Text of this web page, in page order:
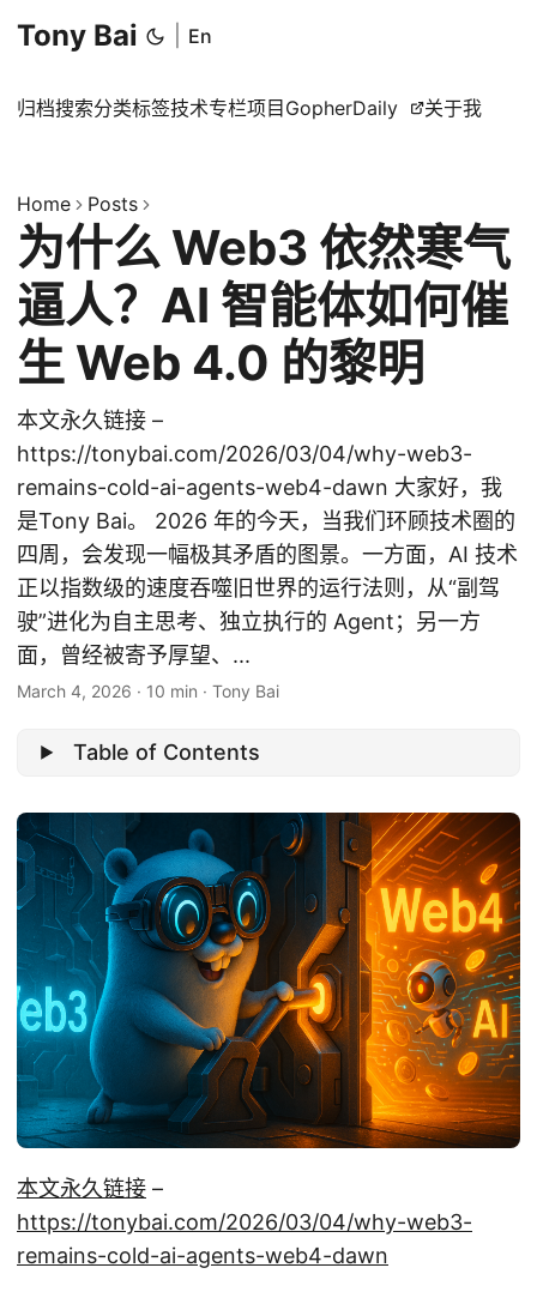
Tony Bai En
归档搜索分类标签技术专栏项目 GopherDaily 关于我
Home Posts
为什么 Web3 依然寒气
逼人？AI 智能体如何催
生 Web 4.0 的黎明
本文永久链接 –
https://tonybai.com/2026/03/04/why-web3-
remains-cold-ai-agents-web4-dawn 大家好，我
是Tony Bai。 2026 年的今天，当我们环顾技术圈的
四周，会发现一幅极其矛盾的图景。一方面，AI 技术
正以指数级的速度吞噬旧世界的运行法则，从“副驾
驶”进化为自主思考、独立执行的 Agent；另一方
面，曾经被寄予厚望、...
March 4, 2026 · 10 min · Tony Bai
Table of Contents
本文永久链接 –
https://tonybai.com/2026/03/04/why-web3-
remains-cold-ai-agents-web4-dawn